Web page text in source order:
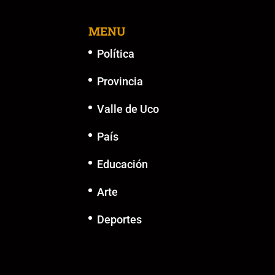
MENU
Política
Provincia
Valle de Uco
País
Educación
Arte
Deportes